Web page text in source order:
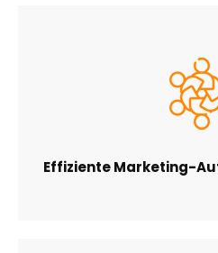
Effiziente Marketing-